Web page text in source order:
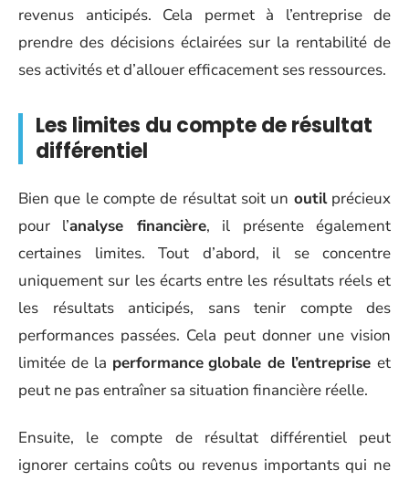
revenus anticipés. Cela permet à l’entreprise de
prendre des décisions éclairées sur la rentabilité de
ses activités et d’allouer efficacement ses ressources.
Les limites du compte de résultat
différentiel
Bien que le compte de résultat soit un outilprécieux
pour l’analyse financière, il présente également
certaines limites. Tout d’abord, il se concentre
uniquement sur les écarts entre les résultats réels et
les résultats anticipés, sans tenir compte des
performances passées. Cela peut donner une vision
limitée de la performance globale de l’entrepriseet
peut ne pas entraîner sa situation financière réelle.
Ensuite, le compte de résultat différentiel peut
ignorer certains coûts ou revenus importants qui ne